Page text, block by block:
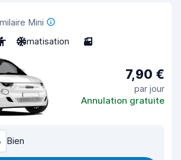
Mini
Climatisation 3
7,90 €
par jour
Annulation gratuite
Bien